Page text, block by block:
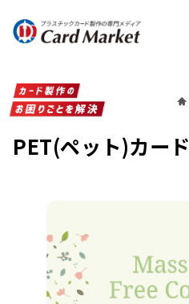
PET(ペット)カード